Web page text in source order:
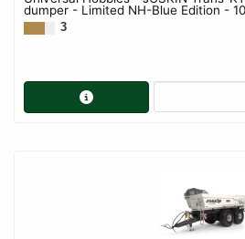
dumper - Limited NH-Blue Edition -
3